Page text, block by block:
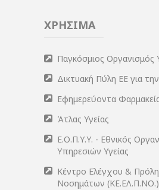
ΧΡΗΣΙΜΑ
Παγκόσμιος Οργανισμός
Δικτυακή Πύλη ΕΕ για
Εφημερεύοντα Φαρμακεία
Άτλας Υγείας
Ε.Ο.Π.Υ.Υ. - Εθνικός
Υπηρεσιών Υγείας
Κέντρο Ελέγχου &
Νοσημάτων (ΚΕ.ΕΛ.Π.ΝΟ.)